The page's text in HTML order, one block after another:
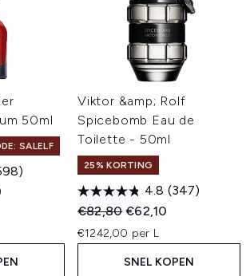
50ml
SALELF
Price:
Viktor &amp; Rolf
Spicebomb Eau de
Toilette - 50ml
25% KORTING
4.8 (347)
Recommended Retail Price:
€82,80Huidige prijs:
€62,10
€1242,00 per L
SNEL KOPEN